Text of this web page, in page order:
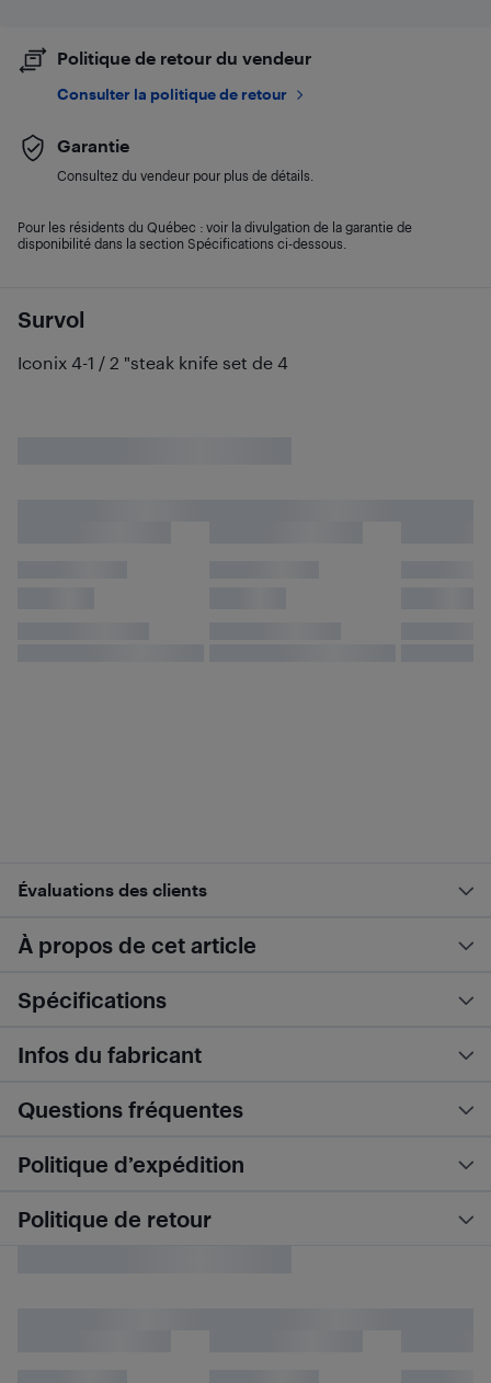
Survol
Iconix 4-1 / 2 "steak knife set de 4
Politique de retour du vendeur
Consulter la politique de retour
Garantie
Consultez du vendeur pour plus de détails.
Pour les résidents du Québec : voir la divulgation de la garantie de
disponibilité dans la section Spécifications ci-dessous.
Évaluations des clients
À propos de cet article
Spécifications
Infos du fabricant
Questions fréquentes
Politique d’expédition
Politique de retour